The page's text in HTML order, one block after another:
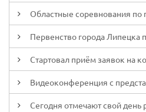
Областные соревнования по
Первенство города Липецка
Стартовал приём заявок на
Видеоконференция с
Сегодня отмечают свой